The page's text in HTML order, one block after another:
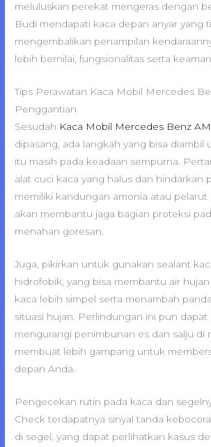
meluluskan perekat mengeras dengan
Budi mendapati kaca depan anyar yang
mengembalikan penampilan
lebih bernilai, fungsionalitas serta
Tips Perawatan Kaca Mobil Mercedes
Penggantian
Sesudah Kaca Mobil Mercedes Benz
dipasang, ada langkah yang bisa diambil
itu masih pada keadaan sempurna.
alat cuci kaca yang halus dan hindarkan
memiliki kandungan amonia atau pelarut
akan membantu jaga bagian proteksi
menahan goresan.
Juga, pikirkan untuk gunakan sealant
hidrofobik, yang bisa membantu air
kaca lebih simpel serta menambah
situasi hujan. Perlindungan ini pun
mengurangi penimbunan es dan salju di
membuat lebih gampang untuk
depan Anda.
Pengecekan rutin pada kaca dan
Check terdapatnya sinyal tanda
di segel, yang dapat perlihatkan kasus